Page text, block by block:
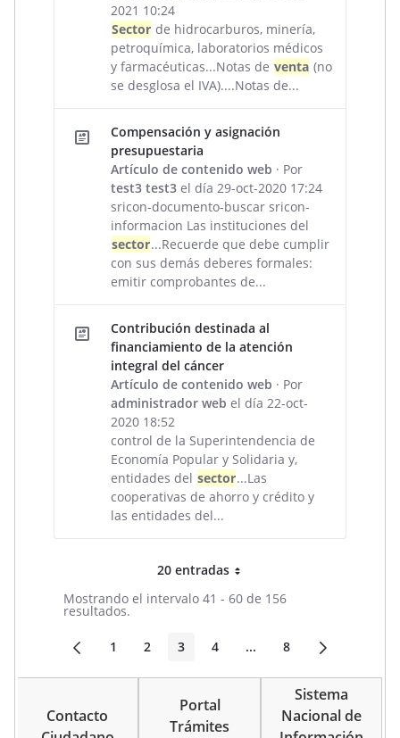
2021 10:24
Sector de hidrocarburos, minería,
petroquímica, laboratorios médicos
y farmacéuticas...Notas de venta (no
se desglosa el IVA)....Notas de...
Compensación y asignación
presupuestaria
Artículo de contenido web · Por
test3 test3el día 29-oct-2020 17:24
sricon-documento-buscar sricon-
informacion Las instituciones del
sector...Recuerde que debe cumplir
con sus demás deberes formales:
emitir comprobantes de...
Contribución destinada al
financiamiento de la atención
integral del cáncer
Artículo de contenido web · Por
administrador web el día 22-oct-
2020 18:52
control de la Superintendencia de
Economía Popular y Solidaria y,
entidades del sector...Las
cooperativas de ahorro y crédito y
las entidades del...
20 entradasPor página
Mostrando el intervalo 41 - 60 de 156
resultados.
Página
1 Página
2 Página
3 Página
4 ...Páginas intermedias
Página
8
Contacto
Portal
Trámites
Sistema
Nacional de